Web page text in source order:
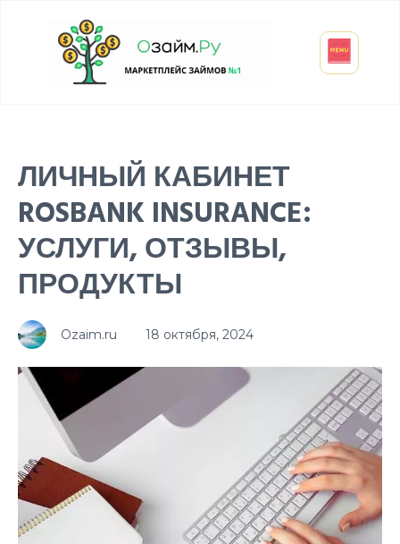
ЛИЧНЫЙ КАБИНЕТ
ROSBANK INSURANCE:
УСЛУГИ, ОТЗЫВЫ,
ПРОДУКТЫ
Ozaim.ru 18 октября, 2024